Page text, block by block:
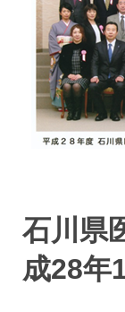
石川県
成28年